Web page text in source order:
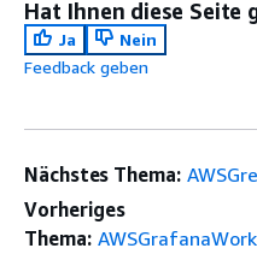
Hat Ihnen diese Seite
Ja
Nein
Feedback geben
Nächstes Thema:
Vorheriges
Thema: